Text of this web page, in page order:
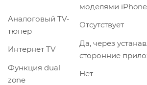
моделями iPhone
Аналоговый TV-
тюнер
Отсутствует
Интернет TV
Да, через
сторонние
Функция dual
zone
Нет